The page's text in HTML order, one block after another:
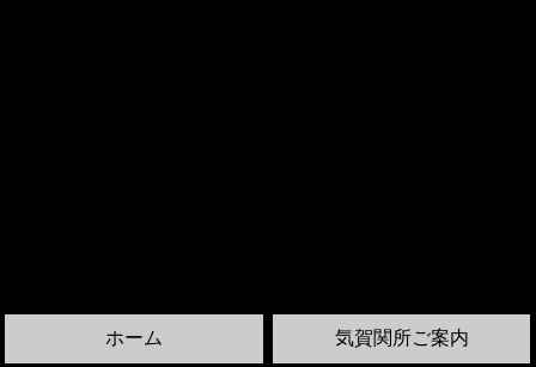
ホーム 気賀関所ご案内